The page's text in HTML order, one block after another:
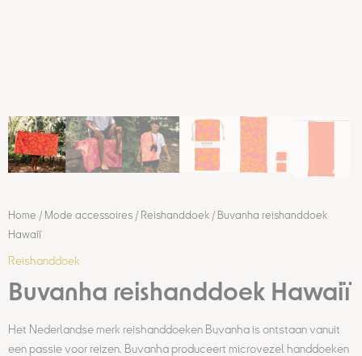
Home / Mode accessoires / Reishanddoek / Buvanha reishanddoek
Hawaiï
Reishanddoek
Buvanha reishanddoek Hawaiï
Het Nederlandse merk reishanddoeken Buvanha is ontstaan vanuit
een passie voor reizen. Buvanha produceert microvezel handdoeken